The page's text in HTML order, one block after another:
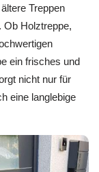
Treppen
Ob Holztreppe,
ein frisches und
nicht nur für
eine langlebige